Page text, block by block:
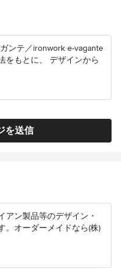
ンテ／ironwork e-vagante
をもとに、 デザインから
を送信
アン製品等のデザイン・
。オーダーメイドなら(株)